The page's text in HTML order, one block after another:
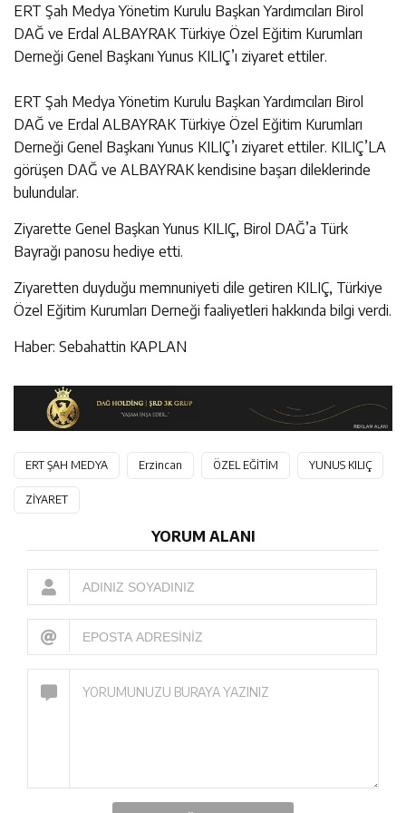
ERT Şah Medya Yönetim Kurulu Başkan Yardımcıları Birol
DAĞ ve Erdal ALBAYRAK Türkiye Özel Eğitim Kurumları
Derneği Genel Başkanı Yunus KILIÇ’ı ziyaret ettiler.
ERT Şah Medya Yönetim Kurulu Başkan Yardımcıları Birol
DAĞ ve Erdal ALBAYRAK Türkiye Özel Eğitim Kurumları
Derneği Genel Başkanı Yunus KILIÇ’ı ziyaret ettiler. KILIÇ’LA
görüşen DAĞ ve ALBAYRAK kendisine başarı dileklerinde
bulundular.
Ziyarette Genel Başkan Yunus KILIÇ, Birol DAĞ’a Türk
Bayrağı panosu hediye etti.
Ziyaretten duyduğu memnuniyeti dile getiren KILIÇ, Türkiye
Özel Eğitim Kurumları Derneği faaliyetleri hakkında bilgi verdi.
Haber: Sebahattin KAPLAN
ERT ŞAH MEDYA Erzincan ÖZEL EĞİTİM YUNUS KILIÇ
ZİYARET
YORUM ALANI